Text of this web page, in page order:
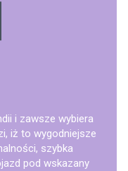
i zawsze wybiera
iż to wygodniejsze
szybka
pod wskazany